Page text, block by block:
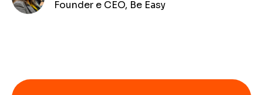
Founder e CEO, Be Easy